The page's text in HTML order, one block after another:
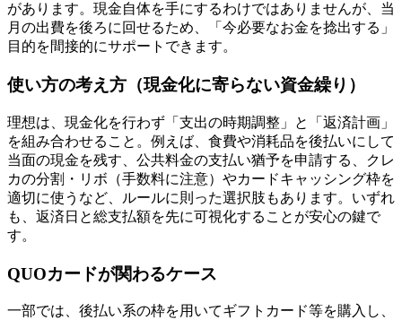
があります。現金自体を手にするわけではありませんが、当
月の出費を後ろに回せるため、「今必要なお金を捻出する」
目的を間接的にサポートできます。
使い方の考え方（現金化に寄らない資金繰り）
理想は、現金化を行わず「支出の時期調整」と「返済計画」
を組み合わせること。例えば、食費や消耗品を後払いにして
当面の現金を残す、公共料金の支払い猶予を申請する、クレ
カの分割・リボ（手数料に注意）やカードキャッシング枠を
適切に使うなど、ルールに則った選択肢もあります。いずれ
も、返済日と総支払額を先に可視化することが安心の鍵で
す。
QUOカードが関わるケース
一部では、後払い系の枠を用いてギフトカード等を購入し、